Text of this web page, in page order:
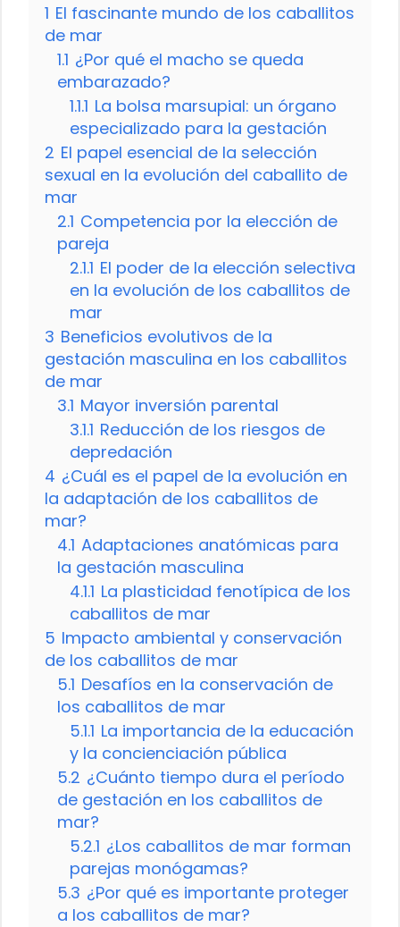
1 El fascinante mundo de los caballitos
de mar
1.1 ¿Por qué el macho se queda
embarazado?
1.1.1 La bolsa marsupial: un órgano
especializado para la gestación
2 El papel esencial de la selección
sexual en la evolución del caballito de
mar
2.1 Competencia por la elección de
pareja
2.1.1 El poder de la elección selectiva
en la evolución de los caballitos de
mar
3 Beneficios evolutivos de la
gestación masculina en los caballitos
de mar
3.1 Mayor inversión parental
3.1.1 Reducción de los riesgos de
depredación
4 ¿Cuál es el papel de la evolución en
la adaptación de los caballitos de
mar?
4.1 Adaptaciones anatómicas para
la gestación masculina
4.1.1 La plasticidad fenotípica de los
caballitos de mar
5 Impacto ambiental y conservación
de los caballitos de mar
5.1 Desafíos en la conservación de
los caballitos de mar
5.1.1 La importancia de la educación
y la concienciación pública
5.2 ¿Cuánto tiempo dura el período
de gestación en los caballitos de
mar?
5.2.1 ¿Los caballitos de mar forman
parejas monógamas?
5.3 ¿Por qué es importante proteger
a los caballitos de mar?